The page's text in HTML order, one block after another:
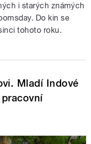
i starých známých
Do kin se
tohoto roku.
Mladí Indové